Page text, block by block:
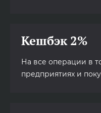
Кешбэк 2%
На все операции в
предприятиях и